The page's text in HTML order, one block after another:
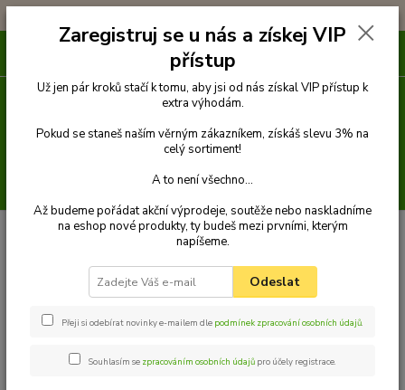
Venčení Postroje a kšírky Postroje motýlkové
Postroj motýlek
Palkar motýlek postroj pro psy 58 cm - 87 cm vel. 5 hnědá s páskami
Palkar motýlek postroj pro psy
58 cm - 87 cm vel. 5 hnědá s
Zaregistruj se u nás a získej VIP
přístup
Už jen pár kroků stačí k tomu, aby jsi od nás získal VIP přístup k
extra výhodám.
Pokud se staneš naším věrným zákazníkem, získáš slevu 3% na
celý sortiment!
A to není všechno...
Až budeme pořádat akční výprodeje, soutěže nebo naskladníme
na eshop nové produkty, ty budeš mezi prvními, kterým
napíšeme.
Odeslat
Přeji si odebírat novinky e-mailem dle podmínek zpracování osobních údajů.
Souhlasím se zpracováním osobních údajů pro účely registrace.